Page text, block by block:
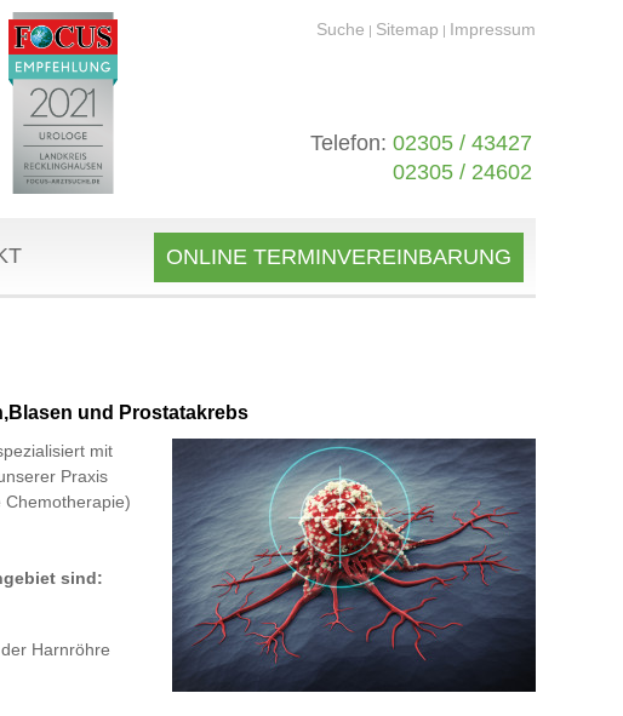
Suche | Sitemap | Impressum
Telefon: 02305 / 43427
02305 / 24602
ONLINE TERMINVEREINBARUNG
und Prostatakrebs
mit
Praxis
Chemotherapie)
sind:
Harnröhre